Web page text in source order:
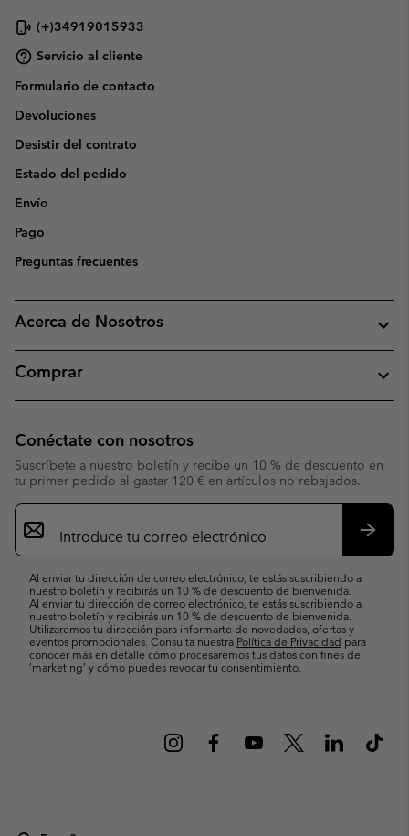
(+)34919015933
Servicio al cliente
Formulario de contacto
Devoluciones
Desistir del contrato
Estado del pedido
Envío
Pago
Preguntas frecuentes
Acerca de Nosotros
Comprar
Conéctate con nosotros
Suscríbete a nuestro boletín y recibe un 10 % de descuento en
tu primer pedido al gastar 120 € en artículos no rebajados.
Suscripción
de
correo
Al enviar tu dirección de correo electrónico, te estás suscribiendo a
nuestro boletín y recibirás un 10 % de descuento de bienvenida.
Al enviar tu dirección de correo electrónico, te estás suscribiendo a
nuestro boletín y recibirás un 10 % de descuento de bienvenida.
Utilizaremos tu dirección para informarte de novedades, ofertas y
eventos promocionales. Consulta nuestra Política de Privacidad para
conocer más en detalle cómo procesaremos tus datos con fines de
’marketing’ y cómo puedes revocar tu consentimiento.